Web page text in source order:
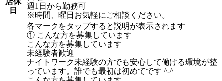
日
週1日から勤務可
※時間、曜日お気軽にご相談ください。
各マークをタップすると説明が表示されます
① こんな方を募集しています
こんな方を募集しています
未経験者歓迎
ナイトワーク未経験の方でも安心して働ける環境が整
っています。誰でも最初は初めてです ^-^